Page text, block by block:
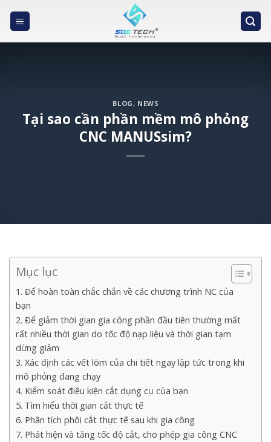
BLOG, NEWS
Tại sao cần phần mềm mô phỏng
CNC MANUSsim?
Mục lục
1. Để hoàn toàn chắc chắn về các chương trình NC của
bạn
2. Để giảm thời gian gia công phần đầu tiên thường mất
rất nhiều thời gian do tốc độ nạp liệu và thời gian tạm
dừng giảm
3. Xác định các vết lõm của chi tiết ngay lập tức trong khi
mô phỏng đang chạy
4. Kiểm soát điều kiện cắt dụng cụ của bạn
5. Tìm hiểu thời gian cắt thực tế
6. Phân tích phôi cắt thực tế sau khi gia công
7. Phát hiện và tăng tốc độ cắt, cho phép gia công CNC